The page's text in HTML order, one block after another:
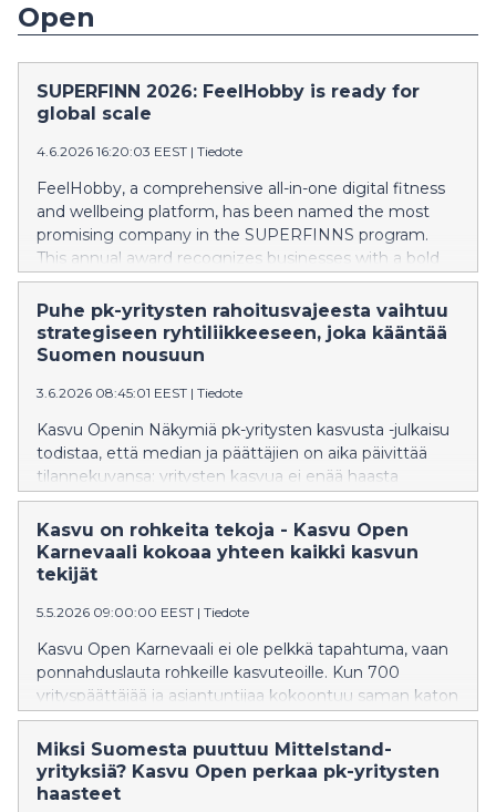
Open
SUPERFINN 2026: FeelHobby is ready for
global scale
4.6.2026 16:20:03 EEST | Tiedote
FeelHobby, a comprehensive all-in-one digital fitness
and wellbeing platform, has been named the most
promising company in the SUPERFINNS program.
This annual award recognizes businesses with a bold
vision and global market potential.
Puhe pk-yritysten rahoitusvajeesta vaihtuu
strategiseen ryhtiliikkeeseen, joka kääntää
Suomen nousuun
3.6.2026 08:45:01 EEST | Tiedote
Kasvu Openin Näkymiä pk-yritysten kasvusta -julkaisu
todistaa, että median ja päättäjien on aika päivittää
tilannekuvansa: yritysten kasvua ei enää haasta
rahoitusvaje, vaan johtamisen ja strategian
pullonkaulat. Julkaisu antaa faktat sille, mihin huomio
on nyt siirrettävä, jotta Suomen talous ja työllisyys
saadaan nousuun.
Kasvu on rohkeita tekoja - Kasvu Open
Karnevaali kokoaa yhteen kaikki kasvun
tekijät
5.5.2026 09:00:00 EEST | Tiedote
Kasvu Open Karnevaali ei ole pelkkä tapahtuma, vaan
ponnahduslauta rohkeille kasvuteoille. Kun 700
yrityspäättäjää ja asiantuntijaa kokoontuu saman katon
alle, mahdollisuudet ovat rajattomat. Karnevaali
järjestetään 28.10.2026 Jyväskylän messu- ja
tapahtumakeskus Paviljongissa.
Miksi Suomesta puuttuu Mittelstand-
yrityksiä? Kasvu Open perkaa pk-yritysten
haasteet